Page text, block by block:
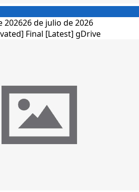
202626 de julio de 2026
Final [Latest] gDrive